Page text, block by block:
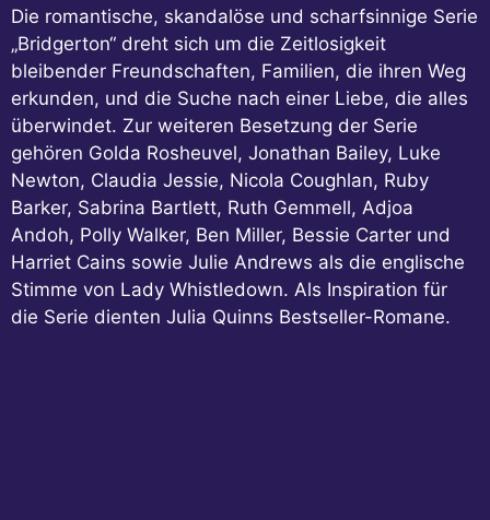
Die romantische, skandalöse und scharfsinnige Serie
„Bridgerton“ dreht sich um die Zeitlosigkeit
bleibender Freundschaften, Familien, die ihren Weg
erkunden, und die Suche nach einer Liebe, die alles
überwindet. Zur weiteren Besetzung der Serie
gehören Golda Rosheuvel, Jonathan Bailey, Luke
Newton, Claudia Jessie, Nicola Coughlan, Ruby
Barker, Sabrina Bartlett, Ruth Gemmell, Adjoa
Andoh, Polly Walker, Ben Miller, Bessie Carter und
Harriet Cains sowie Julie Andrews als die englische
Stimme von Lady Whistledown. Als Inspiration für
die Serie dienten Julia Quinns Bestseller-Romane.